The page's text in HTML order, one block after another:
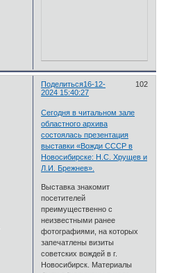
Поделиться 102
16-12-
2024 15:40:27
Сегодня в читальном зале
областного архива
состоялась презентация
выставки «Вожди СССР в
Новосибирске: Н.С. Хрущев и
Л.И. Брежнев».
Выставка знакомит
посетителей
преимущественно с
неизвестными ранее
фотографиями, на которых
запечатлены визиты
советских вождей в г.
Новосибирск. Материалы